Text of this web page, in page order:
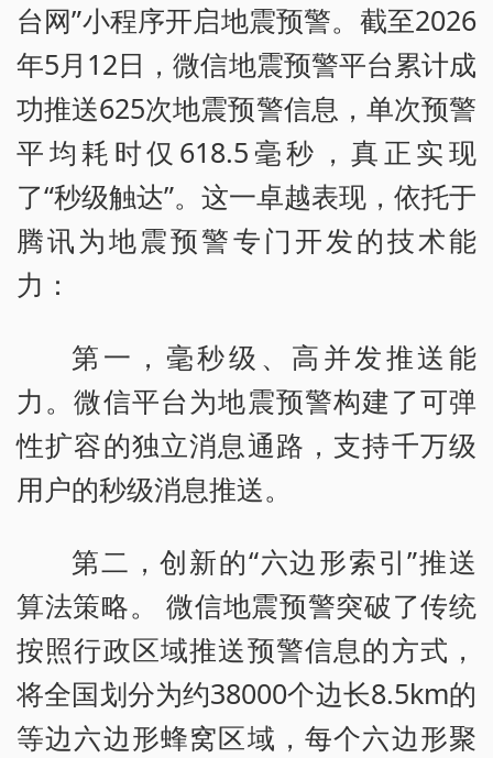
台网”小程序开启地震预警。截至2026
年5月12日，微信地震预警平台累计成
功推送625次地震预警信息，单次预警
平均耗时仅618.5毫秒，真正实现
了“秒级触达”。这一卓越表现，依托于
腾讯为地震预警专门开发的技术能
力：
第一，毫秒级、高并发推送能
力。微信平台为地震预警构建了可弹
性扩容的独立消息通路，支持千万级
用户的秒级消息推送。
第二，创新的“六边形索引”推送
算法策略。 微信地震预警突破了传统
按照行政区域推送预警信息的方式，
将全国划分为约38000个边长8.5km的
等边六边形蜂窝区域，每个六边形聚